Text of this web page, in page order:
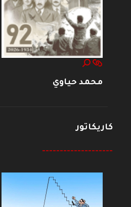
محمد حياوي
كاريكاتور
--------------------